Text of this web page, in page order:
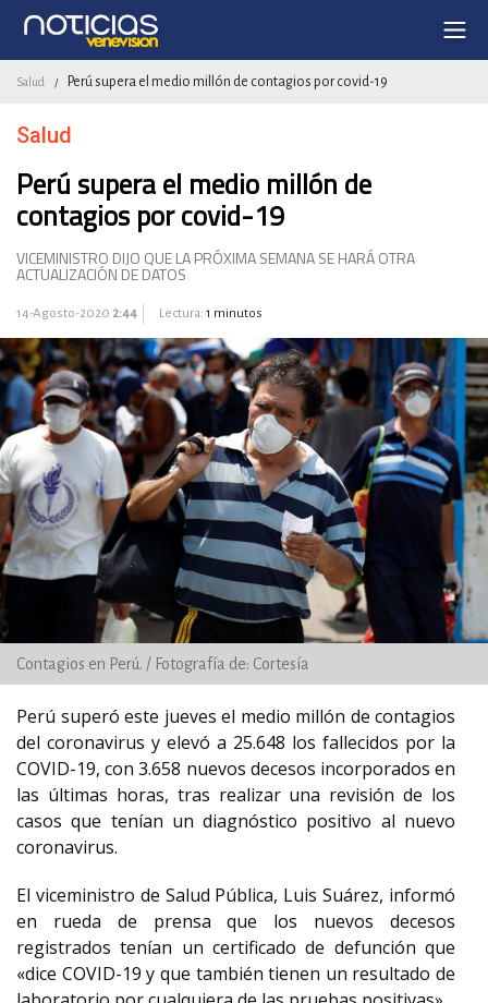
Salud / Perú supera el medio millón de contagios por covid-19
Salud
Perú supera el medio millón de
contagios por covid-19
VICEMINISTRO DIJO QUE LA PRÓXIMA SEMANA SE HARÁ OTRA
ACTUALIZACIÓN DE DATOS
14-Agosto-2020 2:44 Lectura: 1 minutos
Contagios en Perú. / Fotografía de: Cortesía
Perú superó este jueves el medio millón de contagios
del coronavirus y elevó a 25.648 los fallecidos por la
COVID-19, con 3.658 nuevos decesos incorporados en
las últimas horas, tras realizar una revisión de los
casos que tenían un diagnóstico positivo al nuevo
coronavirus.
El viceministro de Salud Pública, Luis Suárez, informó
en rueda de prensa que los nuevos decesos
registrados tenían un certificado de defunción que
«dice COVID-19 y que también tienen un resultado de